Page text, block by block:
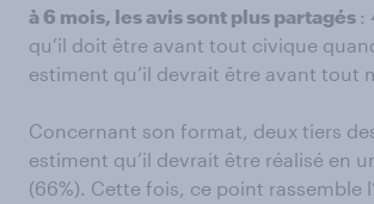
à 6 mois, les avis sont plus partagés :
qu’il doit être avant tout civique
estiment qu’il devrait être avant tout
Concernant son format, deux tiers
estiment qu’il devrait être réalisé en
(66%). Cette fois, ce point rassemble